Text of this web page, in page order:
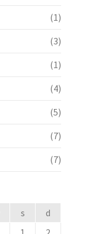
(1)
(3)
(1)
(4)
(5)
(7)
(7)
s
d